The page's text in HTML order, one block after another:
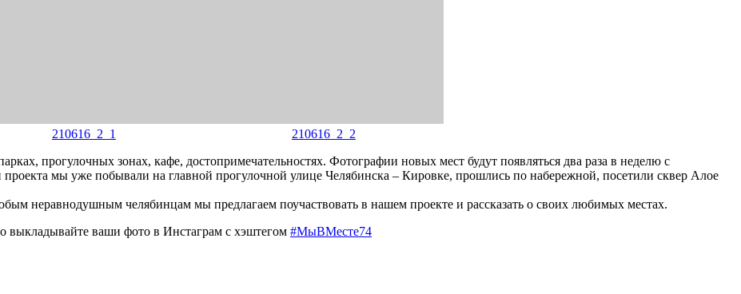
210616_2_1
210616_2_2
прогулочных зонах, кафе, достопримечательностях. Фотографии новых мест будут появляться два раза в неделю с
проекта мы уже побывали на главной прогулочной улице Челябинска – Кировке, прошлись по набережной, посетили сквер Алое
неравнодушным челябинцам мы предлагаем поучаствовать в нашем проекте и рассказать о своих любимых местах.
выкладывайте ваши фото в Инстаграм с хэштегом #МыВМесте74